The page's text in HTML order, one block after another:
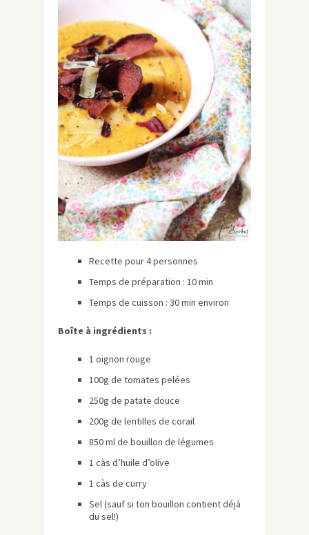
Recette pour 4 personnes
Temps de préparation : 10 min
Temps de cuisson : 30 min environ
Boîte à ingrédients :
1 oignon rouge
100g de tomates pelées
250g de patate douce
200g de lentilles de corail
850 ml de bouillon de légumes
1 càs d’huile d’olive
1 càs de curry
Sel (sauf si ton bouillon contient déjà
du sel!)